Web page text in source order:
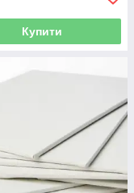
Купити